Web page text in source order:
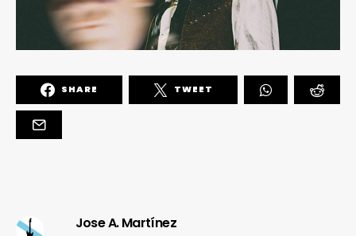
SHARE TWEET
Jose A. Martínez